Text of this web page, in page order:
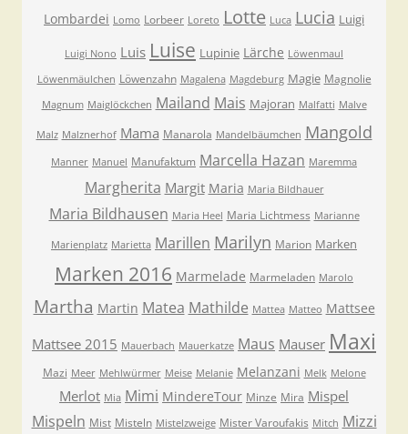
Lombardei Lomo Lorbeer Loreto Lotte Luca Lucia Luigi
Luigi Nono Luis Luise Lupinie Lärche Löwenmaul
Löwenmäulchen Löwenzahn Magalena Magdeburg Magie Magnolie
Magnum Maiglöckchen Mailand Mais Majoran Malfatti Malve
Malz Malznerhof Mama Manarola Mandelbäumchen Mangold
Manner Manuel Manufaktum Marcella Hazan Maremma
Margherita Margit Maria Maria Bildhauer
Maria Bildhausen Maria Heel Maria Lichtmess Marianne
Marienplatz Marietta Marillen Marilyn Marion Marken
Marken 2016 Marmelade Marmeladen Marolo
Martha Martin Matea Mathilde Mattea Matteo Mattsee
Mattsee 2015 Mauerbach Mauerkatze Maus Mauser Maxi
Mazi Meer Mehlwürmer Meise Melanie Melanzani Melk Melone
Merlot Mia Mimi MindereTour Minze Mira Mispel
Mispeln Mist Misteln Mistelzweige Mister Varoufakis Mitch Mizzi